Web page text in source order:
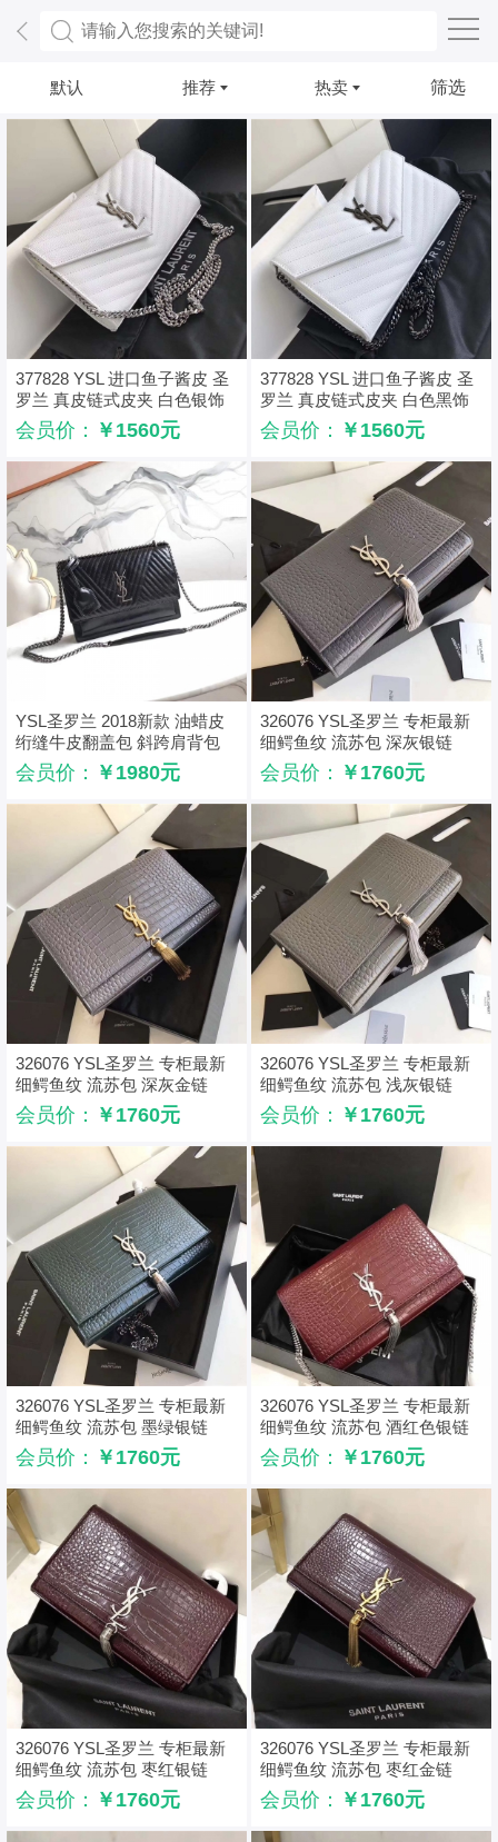
默认 推荐 热卖 筛选
377828 YSL 进口鱼子酱皮 圣
罗兰 真皮链式皮夹 白色银饰
会员价： ￥1560元
377828 YSL 进口鱼子酱皮 圣
罗兰 真皮链式皮夹 白色黑饰
会员价： ￥1560元
YSL圣罗兰 2018新款 油蜡皮
绗缝牛皮翻盖包 斜跨肩背包
黑色
会员价： ￥1980元
326076 YSL圣罗兰 专柜最新
细鳄鱼纹 流苏包 深灰银链
会员价： ￥1760元
326076 YSL圣罗兰 专柜最新
细鳄鱼纹 流苏包 深灰金链
会员价： ￥1760元
326076 YSL圣罗兰 专柜最新
细鳄鱼纹 流苏包 浅灰银链
会员价： ￥1760元
326076 YSL圣罗兰 专柜最新
细鳄鱼纹 流苏包 墨绿银链
会员价： ￥1760元
326076 YSL圣罗兰 专柜最新
细鳄鱼纹 流苏包 酒红色银链
会员价： ￥1760元
326076 YSL圣罗兰 专柜最新
细鳄鱼纹 流苏包 枣红银链
会员价： ￥1760元
326076 YSL圣罗兰 专柜最新
细鳄鱼纹 流苏包 枣红金链
会员价： ￥1760元